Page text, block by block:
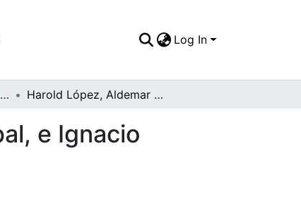
Log In
APFFVC - Personajes - Patrimonial Harold López, Aldemar Sepulveda Alcalde municipal, e Ignacio Londoño
e Ignacio